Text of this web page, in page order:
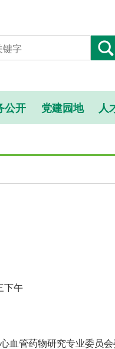
公开 党建园地 人
下午
血管药物研究专业委员